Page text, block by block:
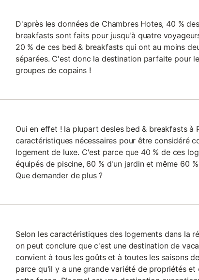
D'après les données de Chambres Hotes, 40 %
breakfasts sont faits pour jusqu'à quatre
20 % de ces bed & breakfasts qui ont au moins
séparées. C'est donc la destination parfaite pour
groupes de copains !
Oui en effet ! la plupart desles bed & breakfasts à
caractéristiques nécessaires pour être considéré
logement de luxe. C'est parce que 40 % de ces
équipés de piscine, 60 % d'un jardin et même 60
Que demander de plus ?
Selon les caractéristiques des logements dans la
on peut conclure que c'est une destination de
convient à tous les goûts et à toutes les saisons
parce qu'il y a une grande variété de propriétés et